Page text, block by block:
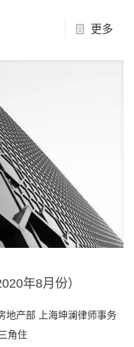
更多
年8月份）
地产部 上海坤澜律师事务
角住